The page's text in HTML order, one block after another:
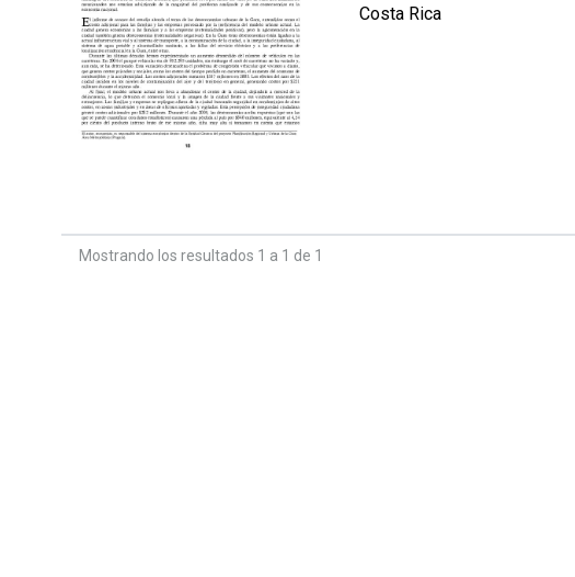
Costa Rica
Mostrando los resultados 1 a 1 de 1